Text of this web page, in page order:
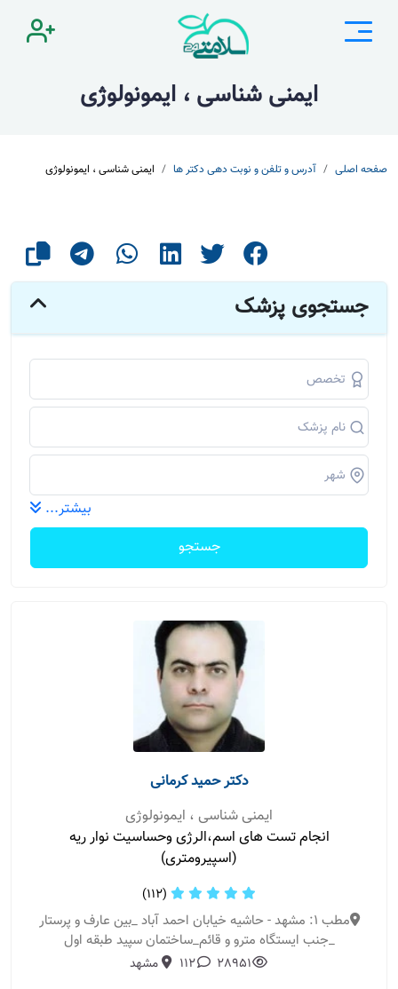
ایمنی شناسی ، ایمونولوژی
صفحه اصلی آدرس و تلفن و نوبت دهی دکتر ها ایمنی شناسی ، ایمونولوژی
جستجوی پزشک
بیشتر...
جستجو
دکتر حمید کرمانی
ایمنی شناسی ، ایمونولوژی
انجام تست های اسم،الرژی وحساسیت نوار ریه
(اسپیرومتری)
(112)
مطب 1: مشهد - حاشیه خیابان احمد آباد _بین عارف و پرستار
_جنب ایستگاه مترو و قائم_ساختمان سپید طبقه اول
28951
112 مشهد